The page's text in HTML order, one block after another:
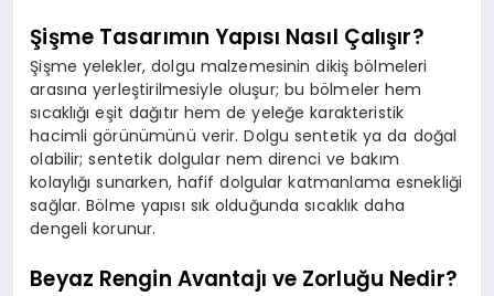
Şişme Tasarımın Yapısı Nasıl Çalışır?
Şişme yelekler, dolgu malzemesinin dikiş bölmeleri
arasına yerleştirilmesiyle oluşur; bu bölmeler hem
sıcaklığı eşit dağıtır hem de yeleğe karakteristik
hacimli görünümünü verir. Dolgu sentetik ya da doğal
olabilir; sentetik dolgular nem direnci ve bakım
kolaylığı sunarken, hafif dolgular katmanlama esnekliği
sağlar. Bölme yapısı sık olduğunda sıcaklık daha
dengeli korunur.
Beyaz Rengin Avantajı ve Zorluğu Nedir?